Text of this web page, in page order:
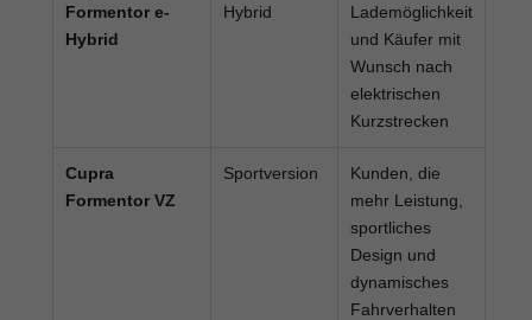
Formentor e-
Hybrid
Hybrid
Lademöglichkeit
und Käufer mit
Wunsch nach
elektrischen
Kurzstrecken
Cupra
Formentor VZ
Sportversion
Kunden, die
mehr Leistung,
sportliches
Design und
dynamisches
Fahrverhalten